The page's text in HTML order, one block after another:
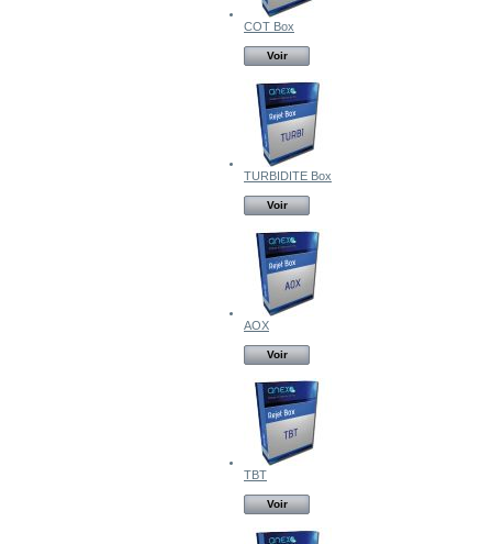
COT Box
Voir
TURBIDITE Box
Voir
AOX
Voir
TBT
Voir